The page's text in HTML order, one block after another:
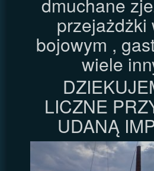
dmuchane
przejażdżki
bojowym ,
wiele
LICZNE
UDANĄ